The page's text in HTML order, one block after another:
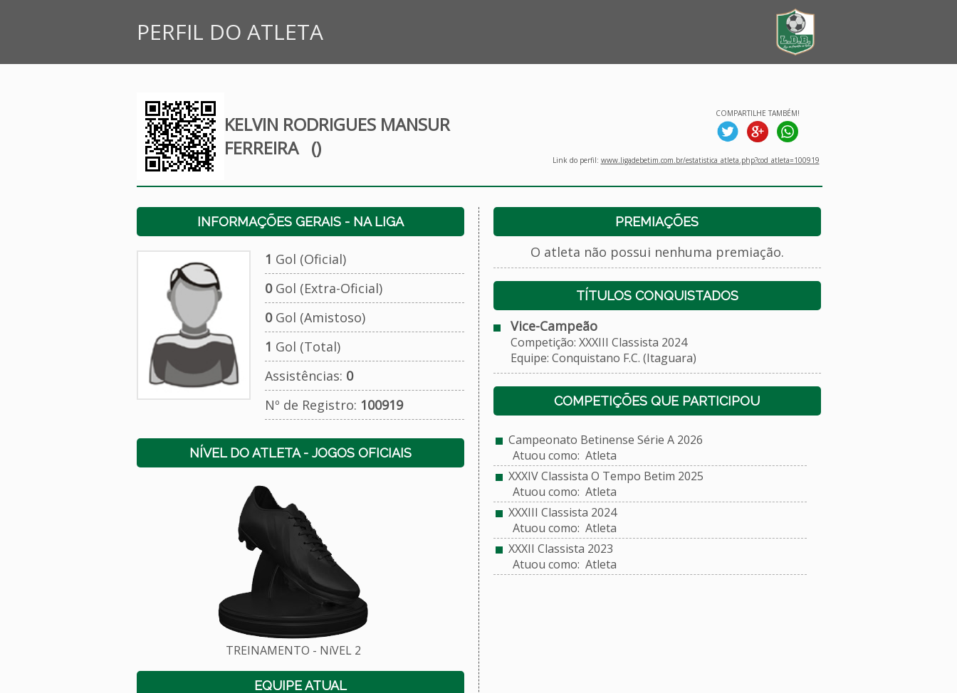
PERFIL DO ATLETA
KELVIN RODRIGUES MANSUR
FERREIRA ()
COMPARTILHE TAMBÉM!
Link do perfil: www.ligadebetim.com.br/estatistica_atleta.php?cod_atleta=100919
INFORMAÇÕES GERAIS - NA LIGA
1 Gol (Oficial)
0Gol (Extra-Oficial)
0Gol (Amistoso)
1 Gol (Total)
Assistências: 0
Nº de Registro: 100919
NÍVEL DO ATLETA - JOGOS OFICIAIS
TREINAMENTO - NíVEL 2
EQUIPE ATUAL
PREMIAÇÕES
O atleta não possui nenhuma premiação.
TÍTULOS CONQUISTADOS
Vice-Campeão
Competição: XXXIII Classista 2024
Equipe: Conquistano F.C. (Itaguara)
COMPETIÇÕES QUE PARTICIPOU
Campeonato Betinense Série A 2026
Atuou como: Atleta
XXXIV Classista O Tempo Betim 2025
Atuou como: Atleta
XXXIII Classista 2024
Atuou como: Atleta
XXXII Classista 2023
Atuou como: Atleta